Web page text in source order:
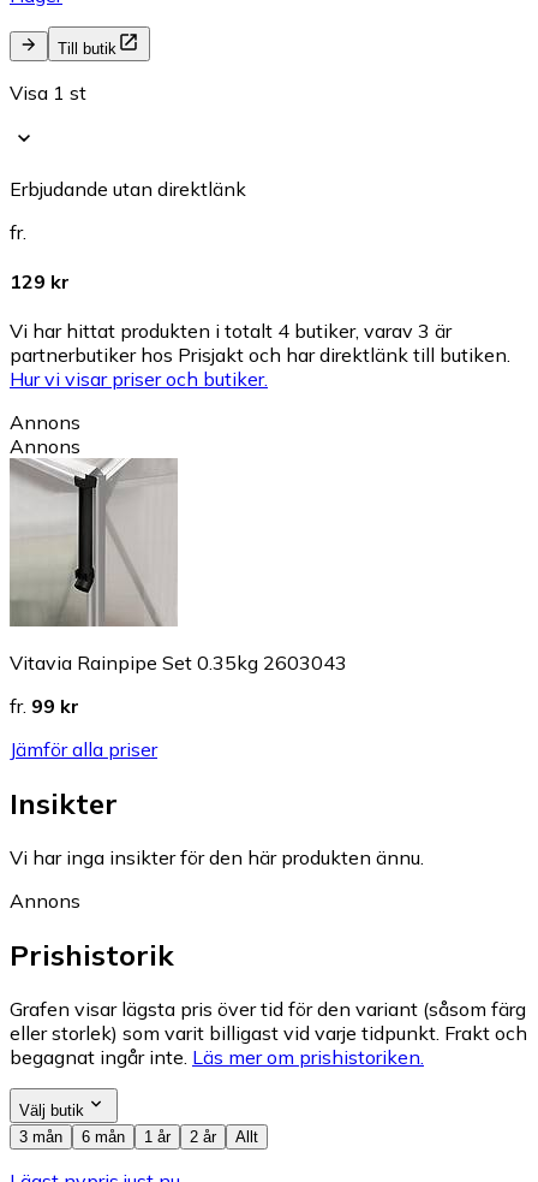
Till butik
Visa 1 st
Erbjudande utan direktlänk
fr.
129 kr
Vi har hittat produkten i totalt 4 butiker, varav 3 är
partnerbutiker hos Prisjakt och har direktlänk till butiken.
Hur vi visar priser och butiker.
Annons
Annons
Vitavia Rainpipe Set 0.35kg 2603043
fr. 99 kr
Jämför alla priser
Insikter
Vi har inga insikter för den här produkten ännu.
Annons
Prishistorik
Grafen visar lägsta pris över tid för den variant (såsom färg
eller storlek) som varit billigast vid varje tidpunkt. Frakt och
begagnat ingår inte. Läs mer om prishistoriken.
Välj butik
3 mån
6 mån 1 år 2 år Allt